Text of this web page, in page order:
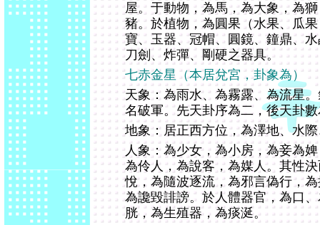
屋。于動物，為馬，為大象，為
豬。於植物，為圓果（水果、瓜
寶、玉器、冠帽、圓鏡、鐘鼎、
刀劍、炸彈、剛硬之器具。
七赤金星（本居兌宮，卦象為）
天象：為雨水、為霧露、為流星
名破軍。先天卦序為二，後天卦
地象：居正西方位，為澤地、水
人象：為少女，為小房，為妾為
為伶人，為說客，為媒人。其性
悅，為隨波逐流，為邪言偽行，
為讒毀誹謗。於人體器官，為口
胱，為生殖器，為痰涎。